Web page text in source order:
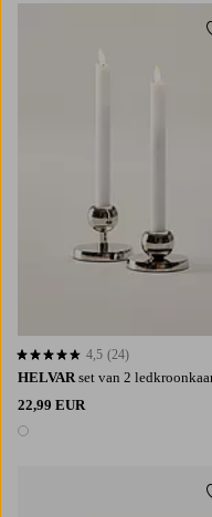
HELVAR set van 2
22,99 EUR
1 kleur
4,5 op basis van 24 beoordelingen
4,5 (24)